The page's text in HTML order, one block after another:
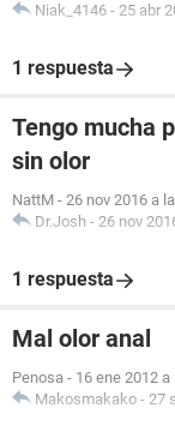
Niak_4146 - 25 abr
1 respuesta
Tengo mucha
sin olor
NattM - 26 nov 2016 a
Dr.Josh - 26 nov
1 respuesta
Mal olor anal
Penosa - 16 ene 2012 a
Makosmakako - 27